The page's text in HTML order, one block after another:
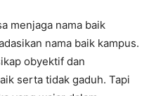
menjaga nama baik
nama baik kampus.
obyektif dan
serta tidak gaduh. Tapi